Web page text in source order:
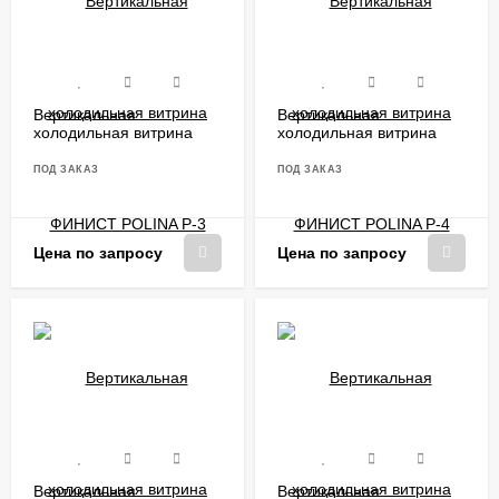
Холодильное и нейтральное оборудование для кухни,
получены сертификаты соответствия (№ РОСС
RU.AB87.H00045) и декларации соответствия.
Вертикальная
холодильная витрина
ПОД ЗАКАЗ
Цена по запросу
Вертикальная
холодильная витрина
ПОД ЗАКАЗ
Цена по запросу
Вертикальная Вертикальная